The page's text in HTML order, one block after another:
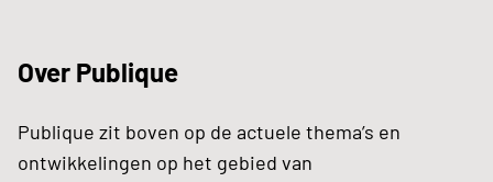
Over Publique
Publique zit boven op de actuele thema’s en
ontwikkelingen op het gebied van